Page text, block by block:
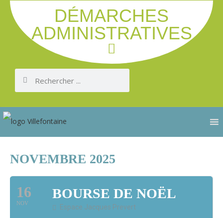
DÉMARCHES
ADMINISTRATIVES
NOVEMBRE 2025
16
NOV
BOURSE DE NOËL
Espace Jacques Prevert